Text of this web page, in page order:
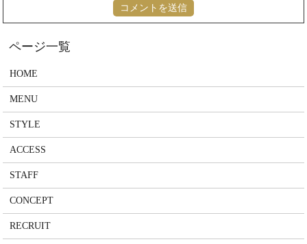
HOME
MENU
STYLE
ACCESS
STAFF
CONCEPT
RECRUIT